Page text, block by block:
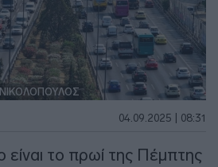
04.09.2025 | 08:31
είναι το πρωί της Πέμπτης